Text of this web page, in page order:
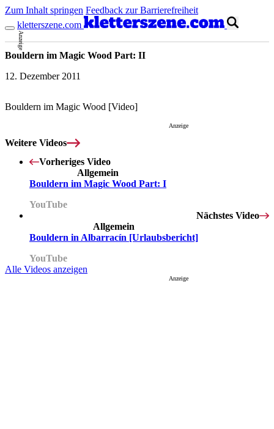
Zum Inhalt springen Feedback zur Barrierefreiheit
kletterszene.com
Anzeige
Bouldern im Magic Wood Part: II
12. Dezember 2011
Mit dem Laden des Videos akzeptierst du die
Bouldern im Magic Wood [Video]
Anzeige
Weitere Videos
Vorheriges Video
Allgemein
Bouldern im Magic Wood Part: I
YouTube
Nächstes Video
Allgemein
Bouldern in Albarracín [Urlaubsbericht]
YouTube
Alle Videos anzeigen
Anzeige